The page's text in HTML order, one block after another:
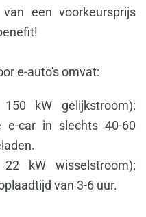
een voorkeursprijs
e-auto's omvat:
kW gelijkstroom):
e-car in slechts 40-60
kW wisselstroom):
van 3-6 uur.